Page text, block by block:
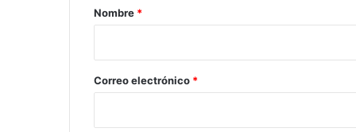
r
*
Nombre *
Correo electrónico *